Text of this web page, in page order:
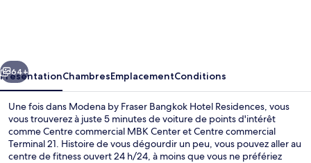
Hotel
Residences
Suivant
64+
PrésentationChambresEmplacementConditions
Une fois dans Modena by Fraser Bangkok Hotel Residences, vous
vous trouverez à juste 5 minutes de voiture de points d'intérêt
comme Centre commercial MBK Center et Centre commercial
Terminal 21. Histoire de vous dégourdir un peu, vous pouvez aller au
centre de fitness ouvert 24 h/24, à moins que vous ne préfériez